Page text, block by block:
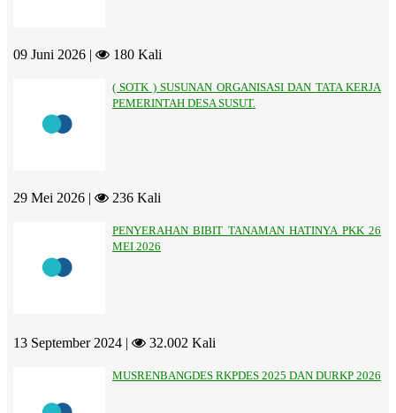
09 Juni 2026 | 180 Kali
( SOTK ) SUSUNAN ORGANISASI DAN TATA KERJA
PEMERINTAH DESA SUSUT.
29 Mei 2026 | 236 Kali
PENYERAHAN BIBIT TANAMAN HATINYA PKK 26
MEI 2026
13 September 2024 | 32.002 Kali
MUSRENBANGDES RKPDES 2025 DAN DURKP 2026